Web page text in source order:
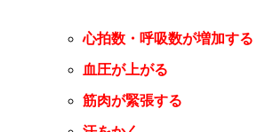
心拍数・呼吸数が増加する
血圧が上がる
筋肉が緊張する